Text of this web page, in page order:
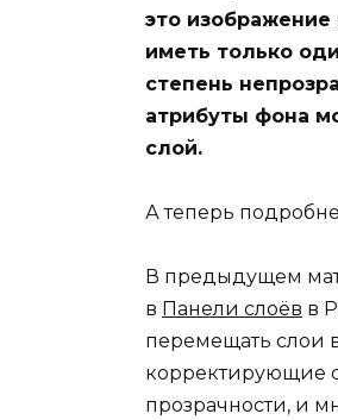
это
иметь только
степень
атрибуты фона
слой.
А теперь
В предыдущем
в Панели слоёв в
перемещать слои
корректирующие
прозрачности, и